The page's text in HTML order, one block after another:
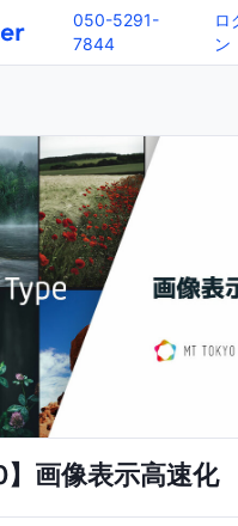
050-5291-
7844
ロ
ン
】画像表示高速化